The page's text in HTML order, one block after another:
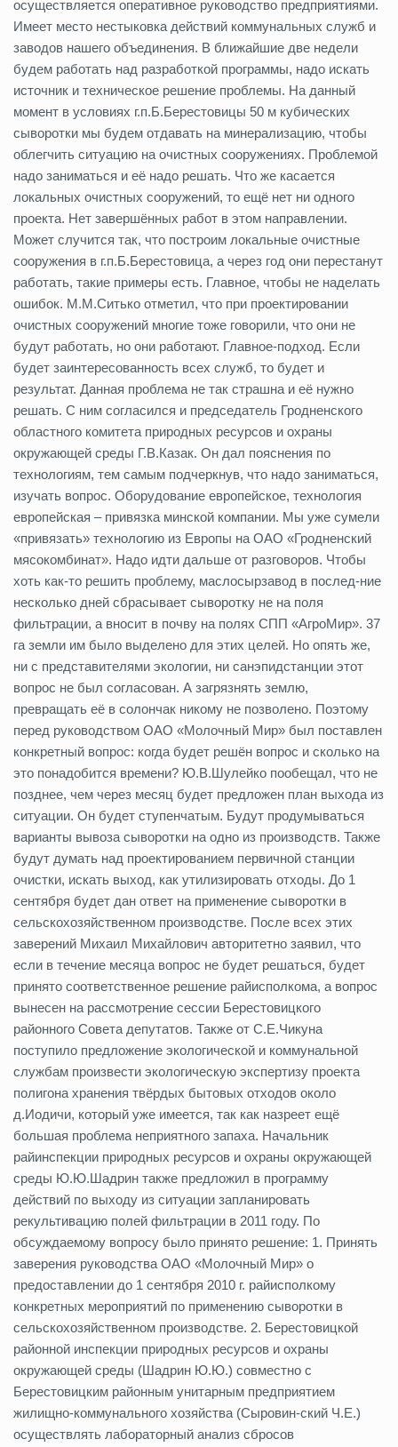
осуществляется оперативное руководство предприятиями.
Имеет место нестыковка действий коммунальных служб и
заводов нашего объединения. В ближайшие две недели
будем работать над разработкой программы, надо искать
источник и техническое решение проблемы. На данный
момент в условиях г.п.Б.Берестовицы 50 м кубических
сыворотки мы будем отдавать на минерализацию, чтобы
облегчить ситуацию на очистных сооружениях. Проблемой
надо заниматься и её надо решать. Что же касается
локальных очистных сооружений, то ещё нет ни одного
проекта. Нет завершённых работ в этом направлении.
Может случится так, что построим локальные очистные
сооружения в г.п.Б.Берестовица, а через год они перестанут
работать, такие примеры есть. Главное, чтобы не наделать
ошибок. М.М.Ситько отметил, что при проектировании
очистных сооружений многие тоже говорили, что они не
будут работать, но они работают. Главное-подход. Если
будет заинтересованность всех служб, то будет и
результат. Данная проблема не так страшна и её нужно
решать. С ним согласился и председатель Гродненского
областного комитета природных ресурсов и охраны
окружающей среды Г.В.Казак. Он дал пояснения по
технологиям, тем самым подчеркнув, что надо заниматься,
изучать вопрос. Оборудование европейское, технология
европейская – привязка минской компании. Мы уже сумели
«привязать» технологию из Европы на ОАО «Гродненский
мясокомбинат». Надо идти дальше от разговоров. Чтобы
хоть как-то решить проблему, маслосырзавод в послед-ние
несколько дней сбрасывает сыворотку не на поля
фильтрации, а вносит в почву на полях СПП «АгроМир». 37
га земли им было выделено для этих целей. Но опять же,
ни с представителями экологии, ни санэпидстанции этот
вопрос не был согласован. А загрязнять землю,
превращать её в солончак никому не позволено. Поэтому
перед руководством ОАО «Молочный Мир» был поставлен
конкретный вопрос: когда будет решён вопрос и сколько на
это понадобится времени? Ю.В.Шулейко пообещал, что не
позднее, чем через месяц будет предложен план выхода из
ситуации. Он будет ступенчатым. Будут продумываться
варианты вывоза сыворотки на одно из производств. Также
будут думать над проектированием первичной станции
очистки, искать выход, как утилизировать отходы. До 1
сентября будет дан ответ на применение сыворотки в
сельскохозяйственном производстве. После всех этих
заверений Михаил Михайлович авторитетно заявил, что
если в течение месяца вопрос не будет решаться, будет
принято соответственное решение райисполкома, а вопрос
вынесен на рассмотрение сессии Берестовицкого
районного Совета депутатов. Также от С.Е.Чикуна
поступило предложение экологической и коммунальной
службам произвести экологическую экспертизу проекта
полигона хранения твёрдых бытовых отходов около
д.Иодичи, который уже имеется, так как назреет ещё
большая проблема неприятного запаха. Начальник
райинспекции природных ресурсов и охраны окружающей
среды Ю.Ю.Шадрин также предложил в программу
действий по выходу из ситуации запланировать
рекультивацию полей фильтрации в 2011 году. По
обсуждаемому вопросу было принято решение: 1. Принять
заверения руководства ОАО «Молочный Мир» о
предоставлении до 1 сентября 2010 г. райисполкому
конкретных мероприятий по применению сыворотки в
сельскохозяйственном производстве. 2. Берестовицкой
районной инспекции природных ресурсов и охраны
окружающей среды (Шадрин Ю.Ю.) совместно с
Берестовицким районным унитарным предприятием
жилищно-коммунального хозяйства (Сыровин-ский Ч.Е.)
осуществлять лабораторный анализ сбросов